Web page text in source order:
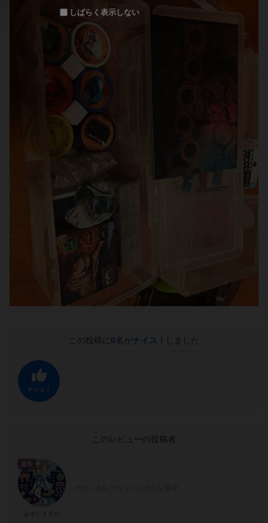
この投稿に 0名がナイス！ しました
ナイス！
このレビューの投稿者
しばらく表示しない